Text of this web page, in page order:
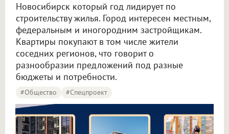
Новосибирск который год лидирует по
строительству жилья. Город интересен местным,
федеральным и иногородним застройщикам.
Квартиры покупают в том числе жители
соседних регионов, что говорит о
разнообразии предложений под разные
бюджеты и потребности.
#Общество #Спецпроект